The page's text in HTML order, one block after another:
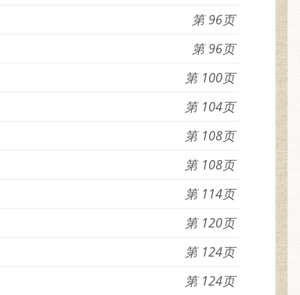
96
96
100
104
108
108
114
120
124
124